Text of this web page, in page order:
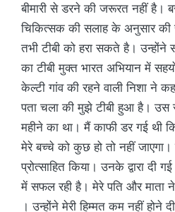
बीमारी से डरने की जरूरत नहीं है।
चिकित्सक की सलाह के अनुसार की
तभी टीबी को हरा सकते है। उन्होंने
का टीबी मुक्त भारत अभियान में
केल्टी गांव की रहने वाली निशा ने
पता चला की मुझे टीबी हुआ है। उस
महीने का था। मैं काफी डर गई थी
मेरे बच्चे को कुछ हो तो नहीं
प्रोत्साहित किया। उनके द्वारा दी
में सफल रही है। मेरे पति और माता ने
। उन्होंने मेरी हिम्मत कम नहीं होने